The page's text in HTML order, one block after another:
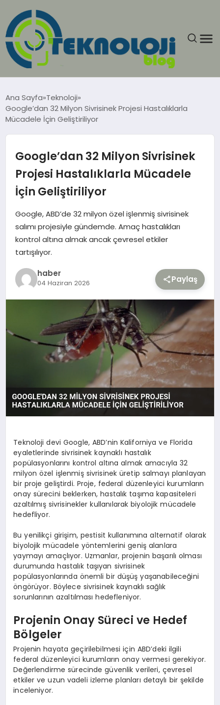
GÜNCEL
EKONOMI
GENEL
GÜNDEM
TEKNOLOJI
YAŞAM
Ana Sayfa Teknoloji
Google’dan 32 Milyon Sivrisinek Projesi Hastalıklarla
Mücadele İçin Geliştiriliyor
Google’dan 32 Milyon Sivrisinek
Projesi Hastalıklarla Mücadele
İçin Geliştiriliyor
Google, ABD’de 32 milyon özel işlenmiş sivrisinek
salımı projesiyle gündemde. Amaç hastalıkları
kontrol altına almak ancak çevresel etkiler
tartışılıyor.
haber
04 Haziran 2026 Paylaş
Teknoloji devi Google, ABD’nin Kaliforniya ve Florida
eyaletlerinde sivrisinek kaynaklı hastalık
popülasyonlarını kontrol altına almak amacıyla 32
milyon özel işlenmiş sivrisinek üretip salmayı planlayan
bir proje geliştirdi. Proje, federal düzenleyici kurumların
onay sürecini beklerken, hastalık taşıma kapasiteleri
azaltılmış sivrisinekler kullanılarak biyolojik mücadele
hedefliyor.
Bu yenilikçi girişim, pestisit kullanımına alternatif olarak
biyolojik mücadele yöntemlerini geniş alanlara
yaymayı amaçlıyor. Uzmanlar, projenin başarılı olması
durumunda hastalık taşıyan sivrisinek
popülasyonlarında önemli bir düşüş yaşanabileceğini
öngörüyor. Böylece sivrisinek kaynaklı sağlık
sorunlarının azaltılması hedefleniyor.
Projenin Onay Süreci ve Hedef
Bölgeler
Projenin hayata geçirilebilmesi için ABD’deki ilgili
federal düzenleyici kurumların onay vermesi gerekiyor.
Değerlendirme sürecinde güvenlik verileri, çevresel
etkiler ve uzun vadeli izleme planları detaylı bir şekilde
inceleniyor.